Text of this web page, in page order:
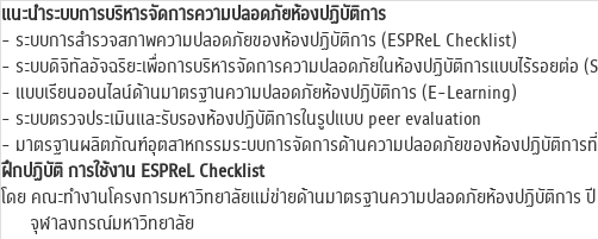
แนะนำระบบการบริหารจัดการความปลอดภัยห้องปฏิบัติการ
- ระบบการสำรวจสภาพความปลอดภัยของห้องปฏิบัติการ (ESPReL Checklist)
- ระบบดิจิทัลอัจฉริยะเพื่อการบริหารจัดการความปลอดภัยในห้องปฏิบัติการแบบไร้รอยต่อ
- แบบเรียนออนไลน์ด้านมาตรฐานความปลอดภัยห้องปฏิบัติการ (E-Learning)
- ระบบตรวจประเมินและรับรองห้องปฏิบัติการในรูปแบบ peer evaluation
- มาตรฐานผลิตภัณฑ์อุตสาหกรรมระบบการจัดการด้านความปลอดภัยของห้องปฏิบัติการ
ฝึกปฏิบัติ การใช้งาน ESPReL Checklist
โดย คณะทำงานโครงการมหาวิทยาลัยแม่ข่ายด้านมาตรฐานความปลอดภัยห้องปฏิบัติการ
จุฬาลงกรณ์มหาวิทยาลัย